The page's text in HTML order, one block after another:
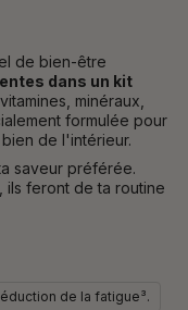
de bien-être
dans un kit
minéraux,
formulée pour
de l'intérieur.
saveur préférée.
ils feront de ta routine
de la fatigue³.